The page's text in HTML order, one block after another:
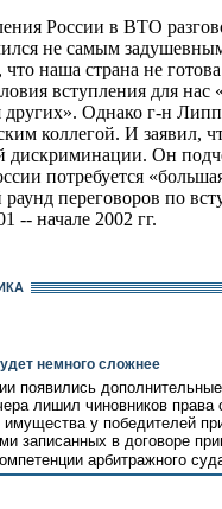
России в ВТО
не самым
что наша страна не
вступления для
Однако г-н
коллегой. И заявил,
дискриминации. Он
потребуется
переговоров по
-- начале 2002 гг.
немного сложнее
появились
лишил чиновников права
у победителей
записанных в договоре
арбитражного